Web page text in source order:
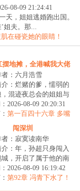
08-09 21:24:41
天，姐姐逃婚跑出国。
姐夫。那...
在碰瓷她的眼睛！
摆地摊，全港喊我大佬
者：六月浩雪
介：烂赌的爹，懦弱的
，混迹夜总会的姐姐与
古惑仔的大哥。面对这
崩开局，叶湘拿起书...
2026-08-09 20:20:31
第一百四十六章 多嘴
闯深圳
者：寂寞读南华
介：年，孙超只身闯入
城，开启了属于他的南
之旅。身为绝路之人，
了胜利，他已经无路...
2026-08-09 16:19:42
第92章 冯青下水了！